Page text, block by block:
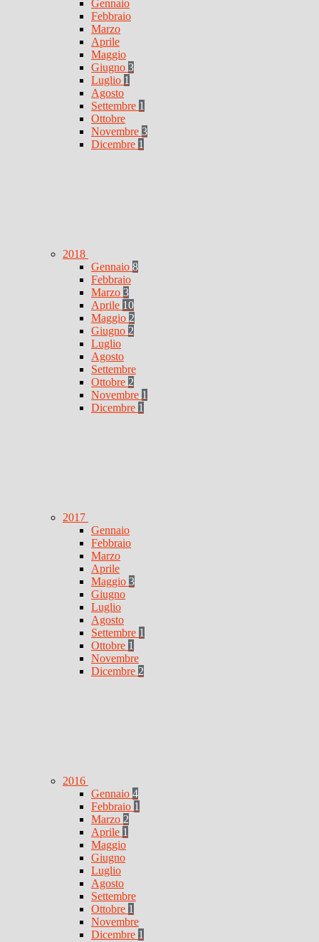
Gennaio
Febbraio
Marzo
Aprile
Maggio
Giugno 3
Luglio 1
Agosto
Settembre 1
Ottobre
Novembre 3
Dicembre 1
2018
Gennaio 8
Febbraio
Marzo 3
Aprile 10
Maggio 2
Giugno 2
Luglio
Agosto
Settembre
Ottobre 2
Novembre 1
Dicembre 1
2017
Gennaio
Febbraio
Marzo
Aprile
Maggio 3
Giugno
Luglio
Agosto
Settembre 1
Ottobre 1
Novembre
Dicembre 2
2016
Gennaio 4
Febbraio 1
Marzo 2
Aprile 1
Maggio
Giugno
Luglio
Agosto
Settembre
Ottobre 1
Novembre
Dicembre 1